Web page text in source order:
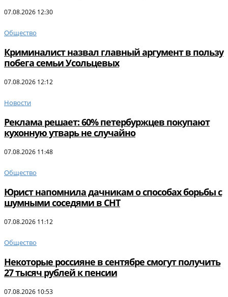
07.08.2026 12:30
Общество
Криминалист назвал главный аргумент в пользу
побега семьи Усольцевых
07.08.2026 12:12
Новости
Реклама решает: 60% петербуржцев покупают
кухонную утварь не случайно
07.08.2026 11:48
Общество
Юрист напомнила дачникам о способах борьбы с
шумными соседями в СНТ
07.08.2026 11:12
Общество
Некоторые россияне в сентябре смогут получить
27 тысяч рублей к пенсии
07.08.2026 10:53